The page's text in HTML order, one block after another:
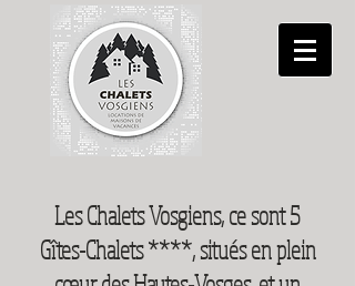
Les Chalets Vosgiens, ce sont 5
Gîtes-Chalets ****, situés en plein